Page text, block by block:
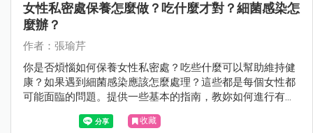
女性私密處保養怎麼做？吃什麼才對？細菌感染怎
麼辦？
作者：張瑜芹
你是否煩惱如何保養女性私密處？吃些什麼可以幫助維持健
康？如果遇到細菌感染應該怎麼處理？這些都是每個女性都
可能面臨的問題。提供一些基本的指南，教妳如何進行有效
的私密處保養，推薦適合的食物，並解答細菌感染的疑問，
讓妳能夠自信並健康地生活。
收藏